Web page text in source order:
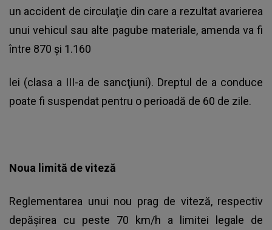
un accident de circulaţie din care a rezultat avarierea
unui vehicul sau alte pagube materiale, amenda va fi
între 870 și 1.160
lei (clasa a III-a de sancţiuni). Dreptul de a conduce
poate fi suspendat pentru o perioadă de 60 de zile.
Noua limită de viteză
Reglementarea unui nou prag de viteză, respectiv
depăşirea cu peste 70 km/h a limitei legale de